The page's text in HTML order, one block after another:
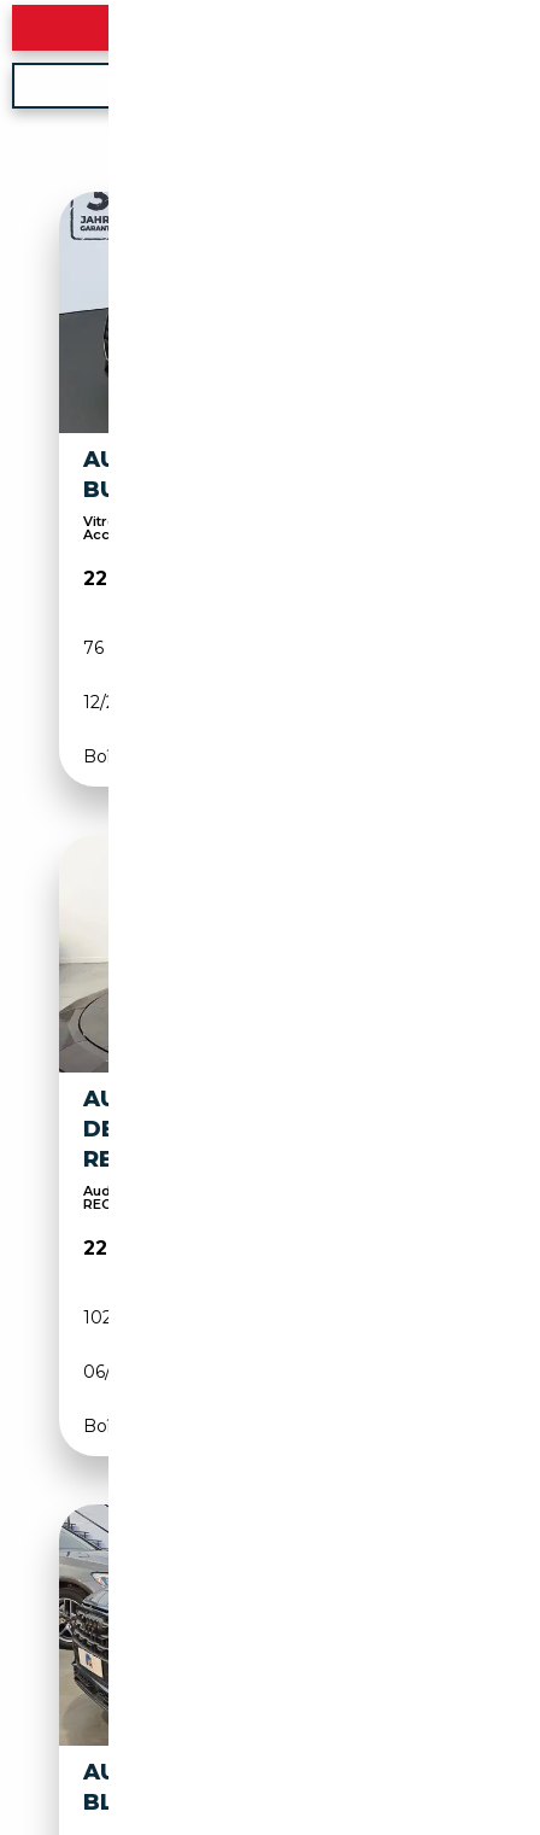
AUDI Q2 30 TDI S-TRONIC
BUSINESS
Vitres teintées, Système de navigation,
Accoudoir,...
22 900€
76 823 km
12/2022
Boîte automatique
AUDI Q2 35 TFSI 150 CH
DESIGN LUXE / CAMÉRA
RECUL / CUIR / SUIVI AUDI
Audi Q2 35 TFSI 150 ch Design Luxe / CAMÉRA
RECUL
22 990€
102 000 km
06/2021
Boîte automatique
AUDI Q2 35 1.5 TFSI IDENTITY
BLACK S-TRONIC PROMMO